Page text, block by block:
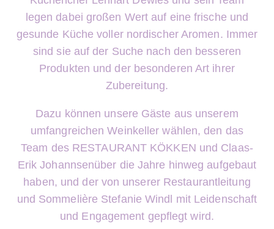
legen dabei großen Wert auf einefrische und
gesunde Küche voller nordischer Aromen. Immer
sind sie auf der Suche nach den besseren
Produkten und der besonderen Art ihrer
Zubereitung.
Dazu können unsere Gäste aus unserem
umfangreichen Weinkeller wählen, den das
Team des RESTAURANT KÖKKEN und Claas-
Erik Johannsenüber die Jahre hinweg aufgebaut
haben, und der von unserer Restaurantleitung
und Sommelière Stefanie Windl mit Leidenschaft
und Engagement gepflegt wird.